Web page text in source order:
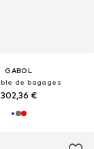
GABOL
de bagages
302,36 €